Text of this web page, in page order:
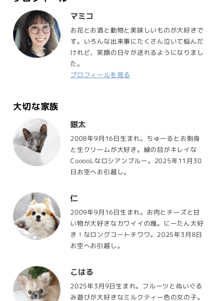
マミコ
お花とお酒と動物と美味しいものが大好きで
す。いろんな出来事にたくさん泣いて悩んだ
けれど、笑顔の日々が送れるようになりまし
た。
プロフィールを見る
大切な家族
銀太
2008年9月16日生まれ。ちゅーるとお刺身
と生クリームが大好き。緑の目がキレイな
CooooLなロシアンブルー。2025年11月30
日お空へお引越し。
仁
2009年9月16日生まれ。お肉とチーズと甘
い物が大好きなカワイイの塊。にーたん大好
き！なロングコートチワワ。2025年3月8日
お空へお引越し。
こはる
2025年3月9日生まれ。フルーツとぬいぐる
み遊びが大好きなミルクティー色の女の子。